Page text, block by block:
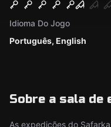
Português, English
Idioma Do Jogo
Sobre a sala de
As expedições do